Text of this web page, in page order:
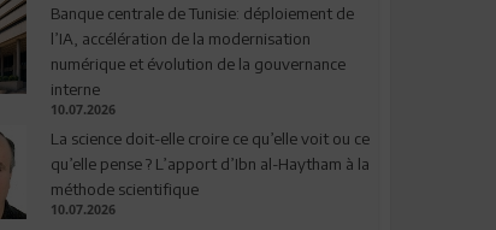
Banque centrale de Tunisie: déploiement de
l’IA, accélération de la modernisation
numérique et évolution de la gouvernance
interne
10.07.2026
La science doit-elle croire ce qu’elle voit ou ce
qu’elle pense ? L’apport d’Ibn al-Haytham à la
méthode scientifique
10.07.2026